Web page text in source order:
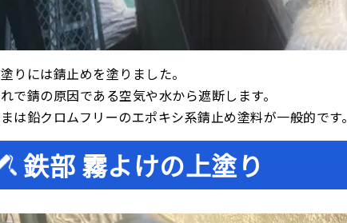
りには錆止めを塗りました。
で錆の原因である空気や水から遮断します。
は鉛クロムフリーのエポキシ系錆止め塗料が一般的です。
鉄部 霧よけの上塗り